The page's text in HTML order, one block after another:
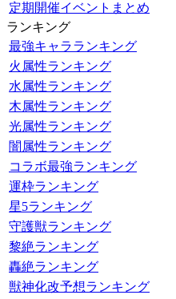
定期開催イベントまとめ
ランキング
最強キャラランキング
火属性ランキング
水属性ランキング
木属性ランキング
光属性ランキング
闇属性ランキング
コラボ最強ランキング
運枠ランキング
星5ランキング
守護獣ランキング
黎絶ランキング
轟絶ランキング
獣神化改予想ランキング